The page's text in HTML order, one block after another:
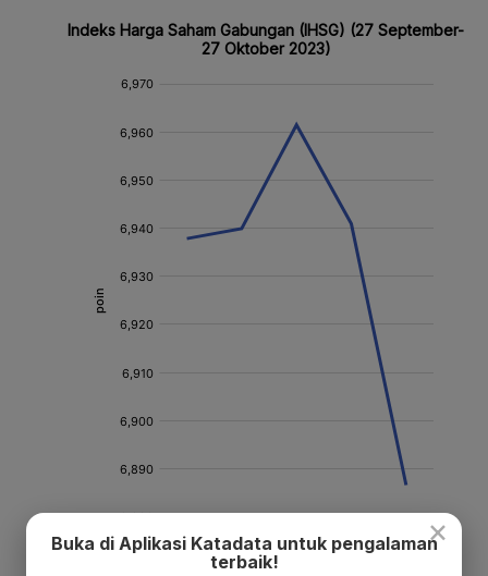
×
Buka di Aplikasi Katadata untuk pengalaman
terbaik!